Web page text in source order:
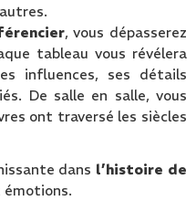
, vous dépasserez
tableau vous révélera
influences, ses détails
De salle en salle, vous
ont traversé les siècles
dans l’histoire de